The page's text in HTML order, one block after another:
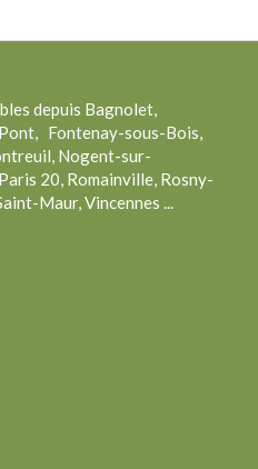
depuis Bagnolet,
Fontenay-sous-Bois,
Nogent-sur-
20, Romainville, Rosny-
Maur, Vincennes ...